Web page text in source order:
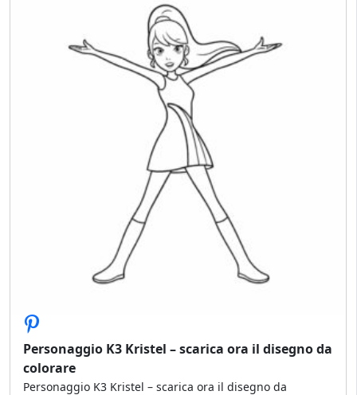
Personaggio K3 Kristel – scarica ora il disegno da
colorare
Personaggio K3 Kristel – scarica ora il disegno da